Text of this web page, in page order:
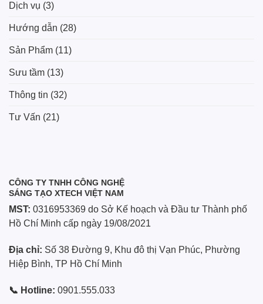
Dịch vụ (3)
Hướng dẫn (28)
Sản Phẩm (11)
Sưu tầm (13)
Thông tin (32)
Tư Vấn (21)
CÔNG TY TNHH CÔNG NGHỆ
SÁNG TẠO XTECH VIỆT NAM
MST: 0316953369 do Sở Kế hoạch và Đầu tư Thành phố
Hồ Chí Minh cấp ngày 19/08/2021
Địa chỉ: Số 38 Đường 9, Khu đô thị Vạn Phúc, Phường
Hiệp Bình, TP Hồ Chí Minh
📞 Hotline: 0901.555.033